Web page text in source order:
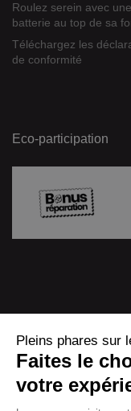
Roulez serein avec une
batterie au top de sa
Téléchargez les
de conformité
Eco-participation
Pleins phares sur
Faites le
votre